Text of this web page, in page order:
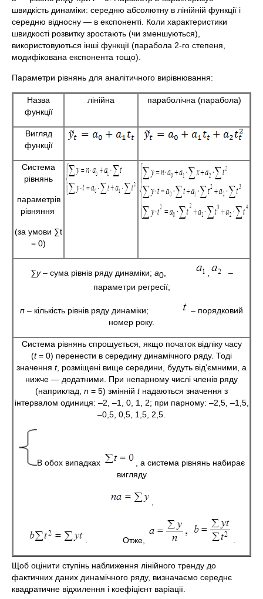
швидкість динаміки: середню абсолютну в лінійній функції і
середню відносну — в експоненті. Коли характеристики
швидкості розвитку зростають (чи зменшуються),
використовуються інші функції (парабола 2-го степеня,
модифікована експонента тощо).
Параметри рівнянь для аналітичного вирівнювання:
Назва
функції
лінійна параболічна (парабола)
Вигляд
функції
Система
рівнянь
параметрів
рівняння
(за умови ∑t
= 0)
∑у– сума рівнів ряду динаміки; а0,
–
параметри регресії;
п – кількість рівнів ряду динаміки;
– порядковий
номер року.
Система рівнянь спрощується, якщо початок відліку часу
(t= 0) перенести в середину динамічного ряду. Тоді
значення t, розміщені вище середини, будуть від’ємними, а
нижче — додатними. При непарнoму числі членів ряду
(наприклад, n = 5) змінній tнадаються значення з
інтервалом одиниця: –2, –1, 0, 1, 2; при парному: –2,5, –1,5,
–0,5, 0,5, 1,5, 2,5.
В обох випадках
, а система рівнянь набирає
вигляду
. Отже,
Щоб оцінити ступінь наближення лінійного тренду до
фактичних даних динамічного ряду, визначаємо середнє
квадратичне відхилення і коефіцієнт варіації.